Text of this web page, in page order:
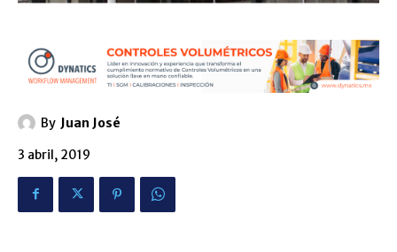
By Juan José
3 abril, 2019